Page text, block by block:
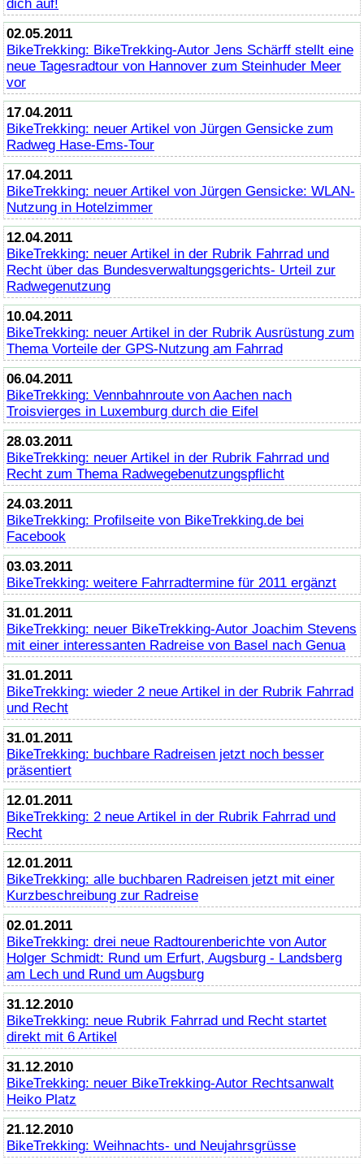
dich auf!
02.05.2011
BikeTrekking: BikeTrekking-Autor Jens Schärff stellt eine
neue Tagesradtour von Hannover zum Steinhuder Meer
vor
17.04.2011
BikeTrekking: neuer Artikel von Jürgen Gensicke zum
Radweg Hase-Ems-Tour
17.04.2011
BikeTrekking: neuer Artikel von Jürgen Gensicke: WLAN-
Nutzung in Hotelzimmer
12.04.2011
BikeTrekking: neuer Artikel in der Rubrik Fahrrad und
Recht über das Bundesverwaltungsgerichts- Urteil zur
Radwegenutzung
10.04.2011
BikeTrekking: neuer Artikel in der Rubrik Ausrüstung zum
Thema Vorteile der GPS-Nutzung am Fahrrad
06.04.2011
BikeTrekking: Vennbahnroute von Aachen nach
Troisvierges in Luxemburg durch die Eifel
28.03.2011
BikeTrekking: neuer Artikel in der Rubrik Fahrrad und
Recht zum Thema Radwegebenutzungspflicht
24.03.2011
BikeTrekking: Profilseite von BikeTrekking.de bei
Facebook
03.03.2011
BikeTrekking: weitere Fahrradtermine für 2011 ergänzt
31.01.2011
BikeTrekking: neuer BikeTrekking-Autor Joachim Stevens
mit einer interessanten Radreise von Basel nach Genua
31.01.2011
BikeTrekking: wieder 2 neue Artikel in der Rubrik Fahrrad
und Recht
31.01.2011
BikeTrekking: buchbare Radreisen jetzt noch besser
präsentiert
12.01.2011
BikeTrekking: 2 neue Artikel in der Rubrik Fahrrad und
Recht
12.01.2011
BikeTrekking: alle buchbaren Radreisen jetzt mit einer
Kurzbeschreibung zur Radreise
02.01.2011
BikeTrekking: drei neue Radtourenberichte von Autor
Holger Schmidt: Rund um Erfurt, Augsburg - Landsberg
am Lech und Rund um Augsburg
31.12.2010
BikeTrekking: neue Rubrik Fahrrad und Recht startet
direkt mit 6 Artikel
31.12.2010
BikeTrekking: neuer BikeTrekking-Autor Rechtsanwalt
Heiko Platz
21.12.2010
BikeTrekking: Weihnachts- und Neujahrsgrüsse